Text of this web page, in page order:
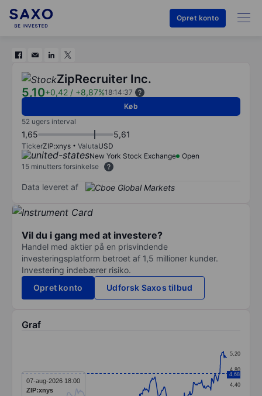
Opret konto
ZipRecruiter Inc.
5,10+0,42 / +8,87%18:14:37
Køb
52 ugers interval
1,65 5,61
TickerZIP:xnys ValutaUSD
New York Stock Exchange
Open
15 minutters forsinkelse
Data leveret af
Vil du i gang med at investere?
Handel med aktier på en prisvindende
investeringsplatform betroet af 1,5 millioner kunder.
Investering indebærer risiko.
Opret konto
Udforsk Saxos tilbud
Graf
The chart has 1 X axis displaying categories.
4,40
4,80
5,20
4,68
07-aug-2026 18:00
ZIP:xnys